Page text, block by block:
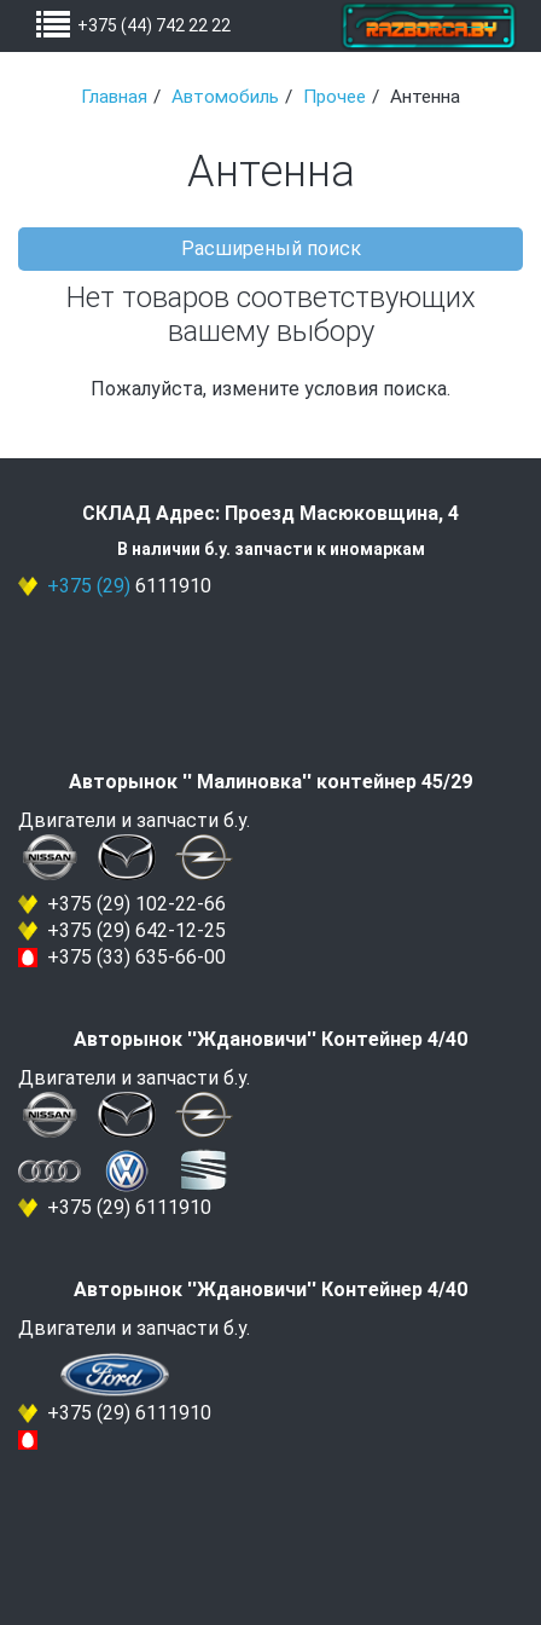
+375 (44) 742 22 22
Главная Автомобиль Прочее Антенна
Антенна
Расширеный поиск
Нет товаров соответствующих
вашему выбору
Пожалуйста, измените условия поиска.
СКЛАД Адрес: Проезд Масюковщина, 4
В наличии б.у. запчасти к иномаркам
+375 (29) 6111910
Авторынок '' Малиновка'' контейнер 45/29
Двигатели и запчасти б.у.
+375 (29) 102-22-66
+375 (29) 642-12-25
+375 (33) 635-66-00
Авторынок ''Ждановичи'' Контейнер 4/40
Двигатели и запчасти б.у.
+375 (29) 6111910
Авторынок ''Ждановичи'' Контейнер 4/40
Двигатели и запчасти б.у.
+375 (29) 6111910